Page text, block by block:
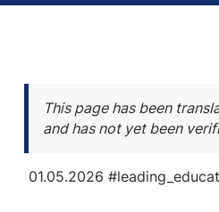
This page has been
and has not yet been
01.05.2026